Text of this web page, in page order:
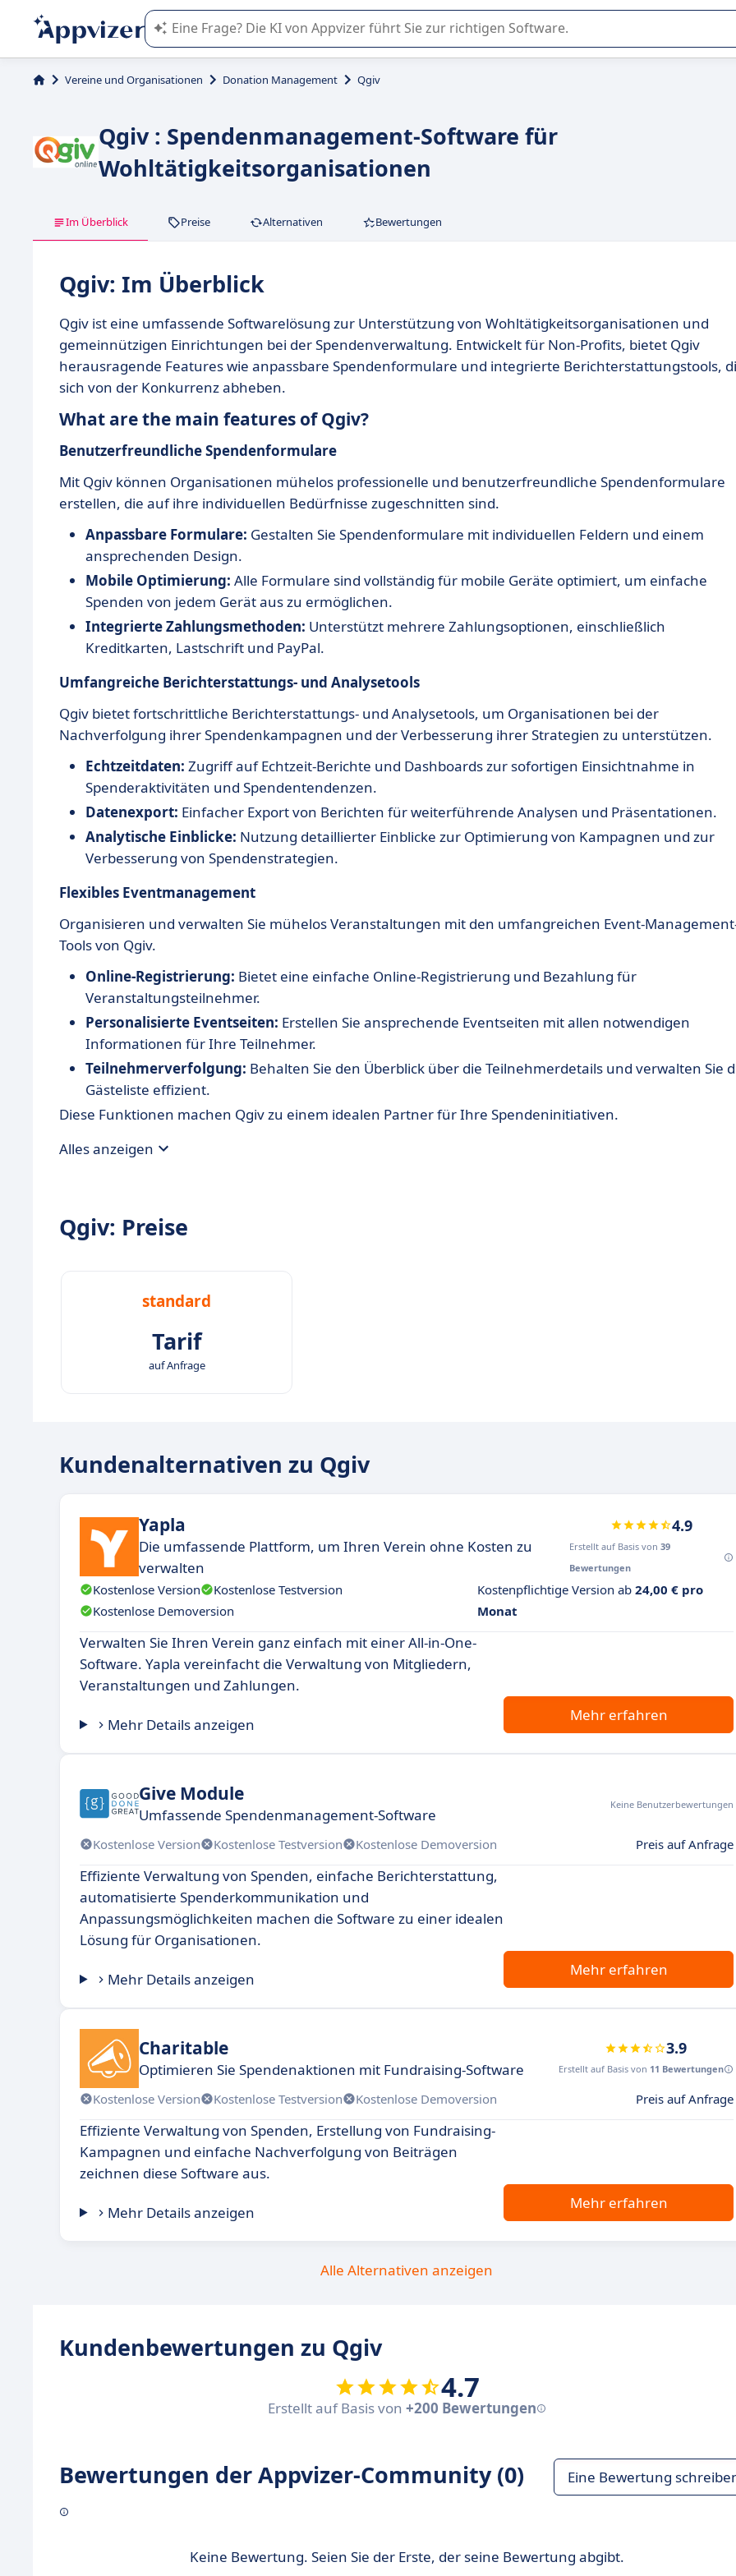
Die KI von Appvizer führt Sie bei der Nutzung oder Auswahl von SaaS-Software in Unternehmen.
Vereine und Organisationen Donation Management Qgiv
Qgiv : Spendenmanagement-Software für
Wohltätigkeitsorganisationen
Im Überblick Preise Alternativen Bewertungen
Qgiv: Im Überblick
Qgiv ist eine umfassende Softwarelösung zur Unterstützung von Wohltätigkeitsorganisationen und
gemeinnützigen Einrichtungen bei der Spendenverwaltung. Entwickelt für Non-Profits, bietet Qgiv
herausragende Features wie anpassbare Spendenformulare und integrierte Berichterstattungstools,
sich von der Konkurrenz abheben.
What are the main features of Qgiv?
Benutzerfreundliche Spendenformulare
Mit Qgiv können Organisationen mühelos professionelle und benutzerfreundliche Spendenformulare
erstellen, die auf ihre individuellen Bedürfnisse zugeschnitten sind.
Anpassbare Formulare: Gestalten Sie Spendenformulare mit individuellen Feldern und einem
ansprechenden Design.
Mobile Optimierung: Alle Formulare sind vollständig für mobile Geräte optimiert, um einfache
Spenden von jedem Gerät aus zu ermöglichen.
Integrierte Zahlungsmethoden: Unterstützt mehrere Zahlungsoptionen, einschließlich
Kreditkarten, Lastschrift und PayPal.
Umfangreiche Berichterstattungs- und Analysetools
Qgiv bietet fortschrittliche Berichterstattungs- und Analysetools, um Organisationen bei der
Nachverfolgung ihrer Spendenkampagnen und der Verbesserung ihrer Strategien zu unterstützen.
Echtzeitdaten: Zugriff auf Echtzeit-Berichte und Dashboards zur sofortigen Einsichtnahme in
Spenderaktivitäten und Spendentendenzen.
Datenexport: Einfacher Export von Berichten für weiterführende Analysen und Präsentationen.
Analytische Einblicke: Nutzung detaillierter Einblicke zur Optimierung von Kampagnen und zur
Verbesserung von Spendenstrategien.
Flexibles Eventmanagement
Organisieren und verwalten Sie mühelos Veranstaltungen mit den umfangreichen Event-
Tools von Qgiv.
Online-Registrierung: Bietet eine einfache Online-Registrierung und Bezahlung für
Veranstaltungsteilnehmer.
Personalisierte Eventseiten: Erstellen Sie ansprechende Eventseiten mit allen notwendigen
Informationen für Ihre Teilnehmer.
Teilnehmerverfolgung: Behalten Sie den Überblick über die Teilnehmerdetails und verwalten Sie
Gästeliste effizient.
Diese Funktionen machen Qgiv zu einem idealen Partner für Ihre Spendeninitiativen.
Alles anzeigen
Qgiv: Preise
standard
Tarif
auf Anfrage
Kundenalternativen zu Qgiv
Yapla
Die umfassende Plattform, um Ihren Verein ohne Kosten zu
verwalten
4.9
Erstellt auf Basis von39
Bewertungen
Kostenlose Version
Kostenlose Testversion
Kostenlose Demoversion
Kostenpflichtige Version ab 24,00 € pro
Monat
Verwalten Sie Ihren Verein ganz einfach mit einer All-in-One-
Software. Yapla vereinfacht die Verwaltung von Mitgliedern,
Veranstaltungen und Zahlungen.
Mehr Details anzeigen
Mehr erfahren
Give Module
Umfassende Spendenmanagement-Software
Keine Benutzerbewertungen
Kostenlose Version Kostenlose Testversion Kostenlose Demoversion Preis auf Anfrage
Effiziente Verwaltung von Spenden, einfache Berichterstattung,
automatisierte Spenderkommunikation und
Anpassungsmöglichkeiten machen die Software zu einer idealen
Lösung für Organisationen.
Mehr Details anzeigen
Mehr erfahren
Charitable
Optimieren Sie Spendenaktionen mit Fundraising-Software
3.9
Erstellt auf Basis von 11 Bewertungen
Kostenlose Version Kostenlose Testversion Kostenlose Demoversion Preis auf Anfrage
Effiziente Verwaltung von Spenden, Erstellung von Fundraising-
Kampagnen und einfache Nachverfolgung von Beiträgen
zeichnen diese Software aus.
Mehr Details anzeigen
Mehr erfahren
Alle Alternativen anzeigen
Kundenbewertungen zu Qgiv
4.7
Erstellt auf Basis von +200 Bewertungen
Bewertungen der Appvizer-Community (0) Eine Bewertung
Keine Bewertung. Seien Sie der Erste, der seine Bewertung abgibt.